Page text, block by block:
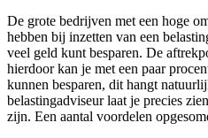
De grote bedrijven met een hoge
hebben bij inzetten van een
veel geld kunt besparen. De
hierdoor kan je met een paar
kunnen besparen, dit hangt
belastingadviseur laat je precies
zijn. Een aantal voordelen